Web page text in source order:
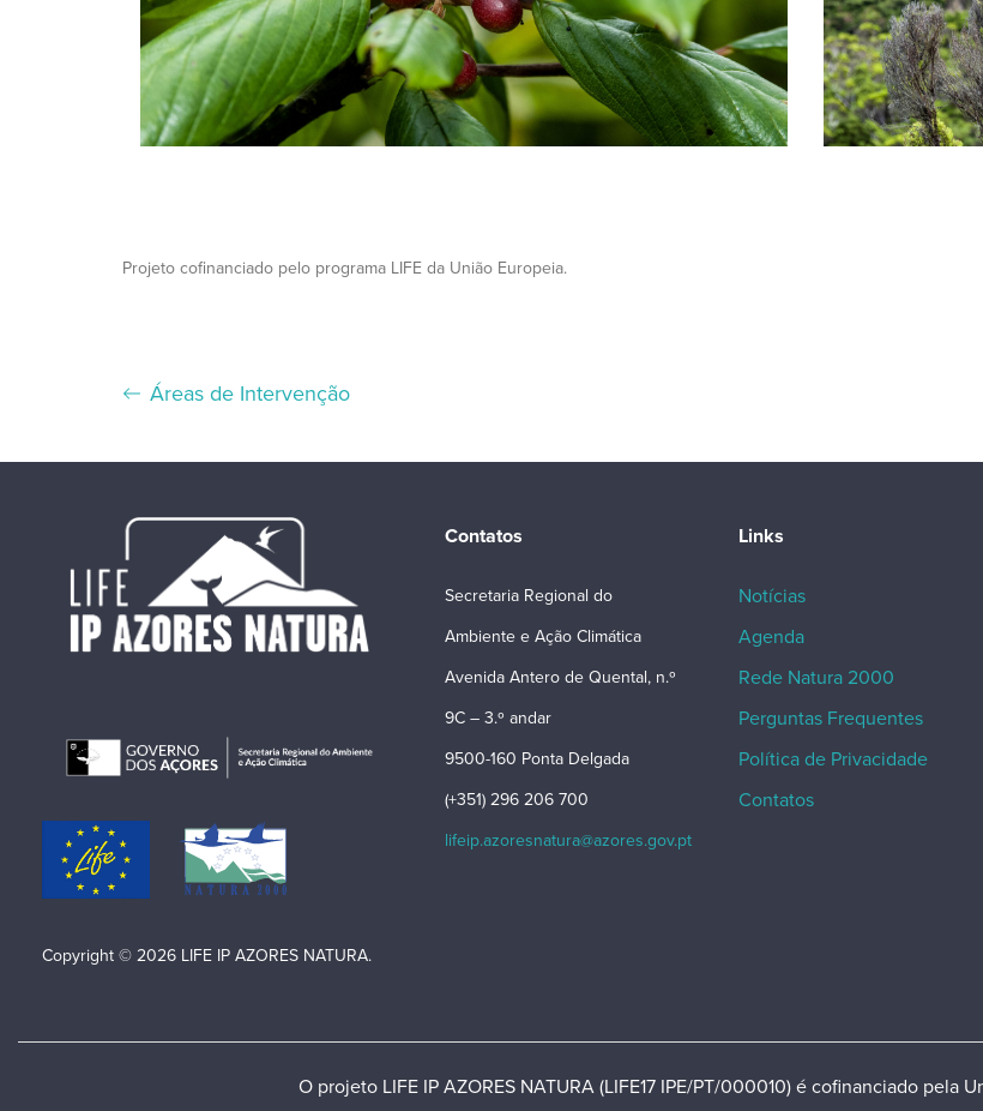
Projeto cofinanciado pelo programa LIFE da União Europeia.
Áreas de Intervenção
Copyright © 2026 LIFE IP AZORES NATURA.
Contatos
Secretaria Regional do
Ambiente e Ação Climática
Avenida Antero de Quental, n.º
9C – 3.º andar
9500-160 Ponta Delgada
(+351) 296 206 700
lifeip.azoresnatura@azores.gov.pt
Links
Notícias
Agenda
Rede Natura 2000
Perguntas Frequentes
Política de Privacidade
Contatos
O projeto LIFE IP AZORES NATURA (LIFE17 IPE/PT/000010) é cofinanciado pela